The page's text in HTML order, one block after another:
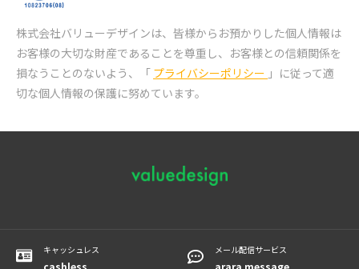
株式会社バリューデザインは、皆様からお預かりした個人情報は
お客様の大切な財産であることを尊重し、 お客様との信頼関係を
損なうことのないよう、「 プライバシーポリシー 」に従って適
切な個人情報の保護に努めています。
キャッシュレス
cashless
メール配信サービス
arara message